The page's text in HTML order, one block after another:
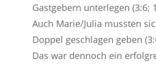
Gastgebern unterlegen (3:6;
Auch Marie/Julia mussten
Doppel geschlagen geben
Das war dennoch ein